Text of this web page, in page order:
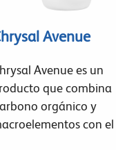
Avenue
Avenue es un
que combina
orgánico y
con el